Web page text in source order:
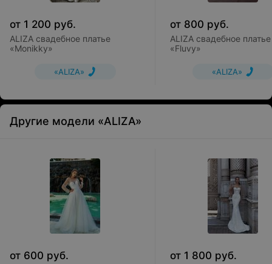
от 1 200 руб.
ALIZA свадебное платье
«Monikky»
«ALIZA»
от 800 руб.
ALIZA свадебное платье
«Fluvy»
«ALIZA»
Другие модели «ALIZA»
от 600 руб. от 1 800 руб.